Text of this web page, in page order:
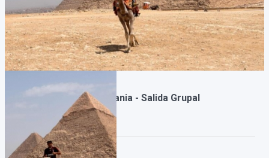
Paquete Egipto y Jordania - Salida Grupal
Acompañada
Duración: